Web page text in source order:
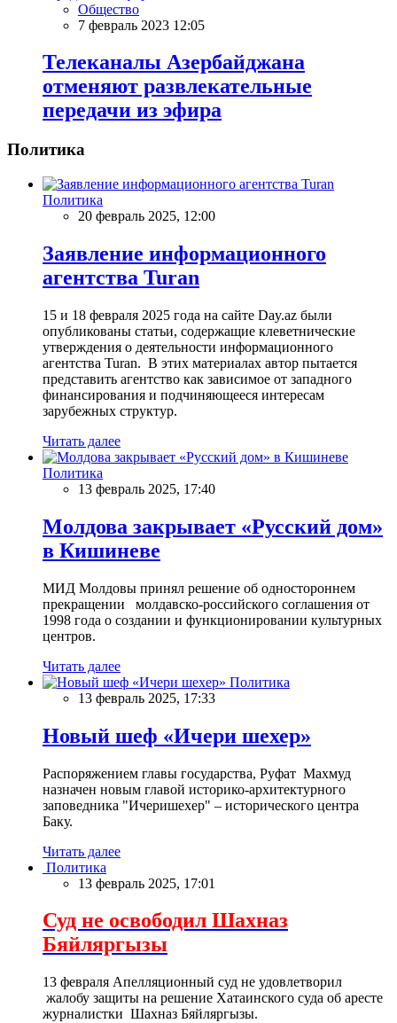
Общество
7 февраль 2023 12:05
Телеканалы Азербайджана
отменяют развлекательные
передачи из эфира
Политика
Политика
20 февраль 2025, 12:00
Заявление информационного
агентства Turan
15 и 18 февраля 2025 года на сайте Day.az были
опубликованы статьи, содержащие клеветнические
утверждения о деятельности информационного
агентства Turan. В этих материалах автор пытается
представить агентство как зависимое от западного
финансирования и подчиняющееся интересам
зарубежных структур.
Читать далее
Политика
13 февраль 2025, 17:40
Молдова закрывает «Русский дом»
в Кишиневе
МИД Молдовы принял решение об одностороннем
прекращении молдавско-российского соглашения от
1998 года о создании и функционировании культурных
центров.
Читать далее
Политика
13 февраль 2025, 17:33
Новый шеф «Ичери шехер»
Распоряжением главы государства, Руфат Махмуд
назначен новым главой историко-архитектурного
заповедника "Ичеришехер" – исторического центра
Баку.
Читать далее
Политика
13 февраль 2025, 17:01
Суд не освободил Шахназ
Бяйляргызы
13 февраля Апелляционный суд не удовлетворил
жалобу защиты на решение Хатаинского суда об аресте
журналистки Шахназ Бяйляргызы.